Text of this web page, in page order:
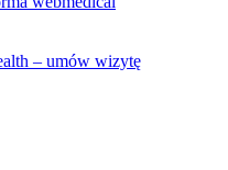
– umów wizytę